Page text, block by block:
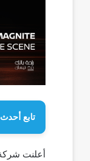
تابع
أعلنت